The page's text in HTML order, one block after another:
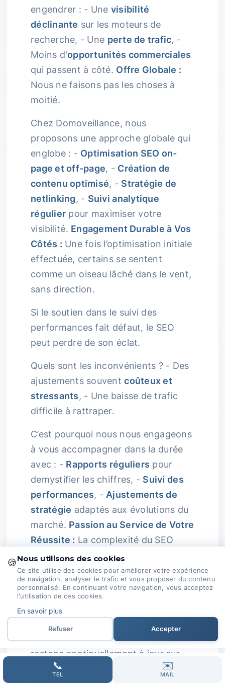
engendrer : - Une visibilité
déclinante sur les moteurs de
recherche, - Une perte de trafic, -
Moins d'opportunités commerciales
qui passent à côté. Offre Globale :
Nous ne faisons pas les choses à
moitié.
Chez Domoveillance, nous
proposons une approche globale qui
englobe : - Optimisation SEO on-
page et off-page, - Création de
contenu optimisé, - Stratégie de
netlinking, - Suivi analytique
régulier pour maximiser votre
visibilité. Engagement Durable à Vos
Côtés : Une fois l’optimisation initiale
effectuée, certains se sentent
comme un oiseau lâché dans le vent,
sans direction.
Si le soutien dans le suivi des
performances fait défaut, le SEO
peut perdre de son éclat.
Quels sont les inconvénients ? - Des
ajustements souventcoûteux et
stressants, - Une baisse de trafic
difficile à rattraper.
C’est pourquoi nous nous engageons
à vous accompagner dans la durée
avec : - Rapports réguliers pour
demystifier les chiffres, - Suivi des
performances, - Ajustements de
stratégie adaptés aux évolutions du
marché. Passion au Service de Votre
Réussite : La complexité du SEO
peut être un vrai casse-tête, surtout
avec les changements d’algorithmes
fréquents.
Mais ne vous inquiétez pas, car chez
Domoveillance, nous avons une
véritable passion pour le SEO ! Nous
restons continuellement à jour sur
les tendances et travaillons main
dans la main avec vous pour : -
📞
TEL
✉️
MAIL
🍪Nous utilisons des cookies
Ce site utilise des cookies pour améliorer votre expérience
de navigation, analyser le trafic et vous proposer du contenu
personnalisé. En continuant votre navigation, vous acceptez
l'utilisation de ces cookies.
En savoir plus
Refuser Accepter